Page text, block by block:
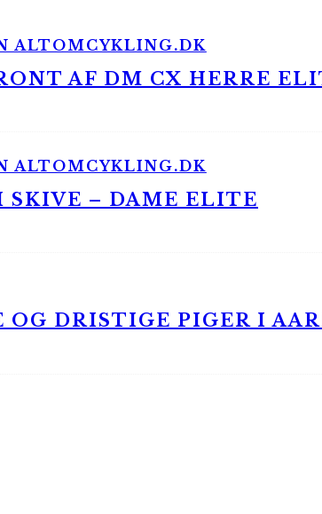
AF DM CX HERRE
SKIVE – DAME ELITE
DRISTIGE PIGER I